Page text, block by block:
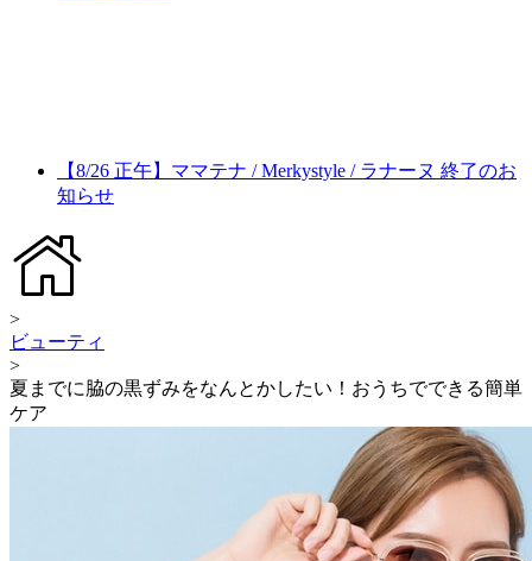
【8/26 正午】ママテナ / Merkystyle / ラナーヌ 終了のお
知らせ
>
ビューティ
>
夏までに脇の黒ずみをなんとかしたい！おうちでできる簡単
ケア